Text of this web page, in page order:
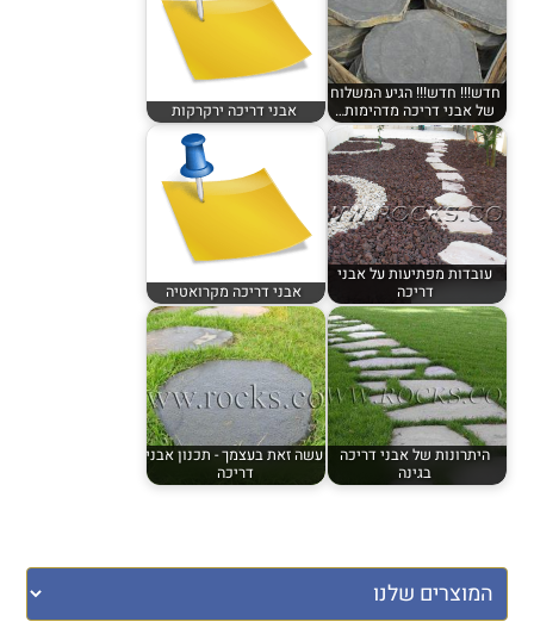
חדש!!! חדש!!! הגיע המשלוח
של אבני דריכה מדהימות…
אבני דריכה ירקרקות
עובדות מפתיעות על אבני
דריכה
אבני דריכה מקרואטיה
היתרונות של אבני דריכה
בגינה
עשה זאת בעצמך - תכנון אבני
דריכה